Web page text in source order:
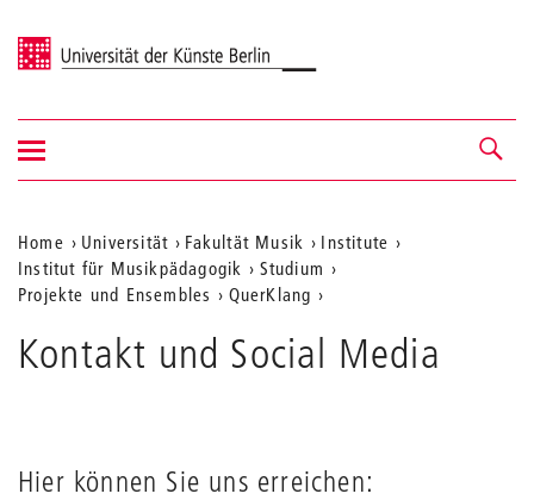
Universität der Künste Berlin
Navigation &
Suche
Navigation
ein-/ausblenden
Aktuelle
Position
der
Home Universität Fakultät Musik
Institute
Institut für Musikpädagogik
Studium
Projekte und Ensembles
QuerKlang
Kontakt und Social Media
Hier können Sie uns erreichen: